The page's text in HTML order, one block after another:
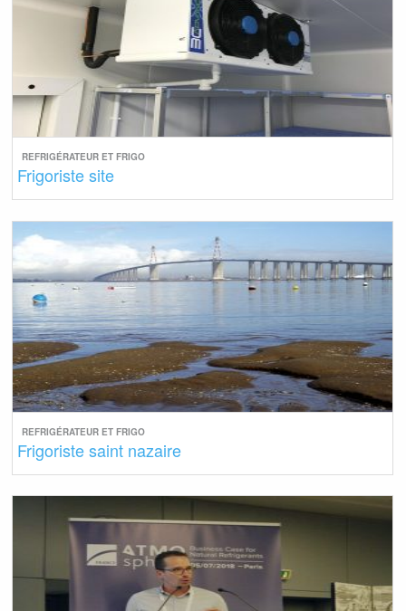
REFRIGÉRATEUR ET FRIGO
Frigoriste site
REFRIGÉRATEUR ET FRIGO
Frigoriste saint nazaire